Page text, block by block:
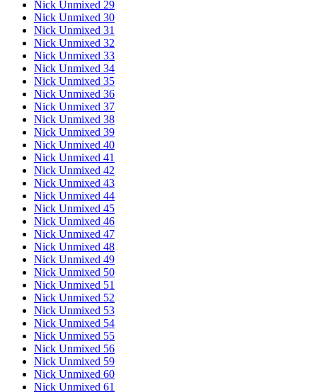
Nick Unmixed 29
Nick Unmixed 30
Nick Unmixed 31
Nick Unmixed 32
Nick Unmixed 33
Nick Unmixed 34
Nick Unmixed 35
Nick Unmixed 36
Nick Unmixed 37
Nick Unmixed 38
Nick Unmixed 39
Nick Unmixed 40
Nick Unmixed 41
Nick Unmixed 42
Nick Unmixed 43
Nick Unmixed 44
Nick Unmixed 45
Nick Unmixed 46
Nick Unmixed 47
Nick Unmixed 48
Nick Unmixed 49
Nick Unmixed 50
Nick Unmixed 51
Nick Unmixed 52
Nick Unmixed 53
Nick Unmixed 54
Nick Unmixed 55
Nick Unmixed 56
Nick Unmixed 59
Nick Unmixed 60
Nick Unmixed 61